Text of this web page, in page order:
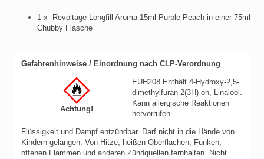
1 x Revoltage Longfill Aroma 15ml Purple Peach in einer 75ml
Chubby Flasche
Gefahrenhinweise / Einordnung nach CLP-Verordnung
Achtung!
EUH208 Enthält 4-Hydroxy-2,5-
dimethylfuran-2(3H)-on, Linalool.
Kann allergische Reaktionen
hervorrufen.
Flüssigkeit und Dampf entzündbar. Darf nicht in die Hände von
Kindern gelangen. Von Hitze, heißen Oberflächen, Funken,
offenen Flammen und anderen Zündquellen fernhalten. Nicht